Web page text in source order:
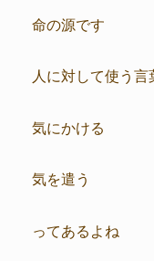
命の源です
人に対して使う言
気にかける
気を遣う
ってあるよね